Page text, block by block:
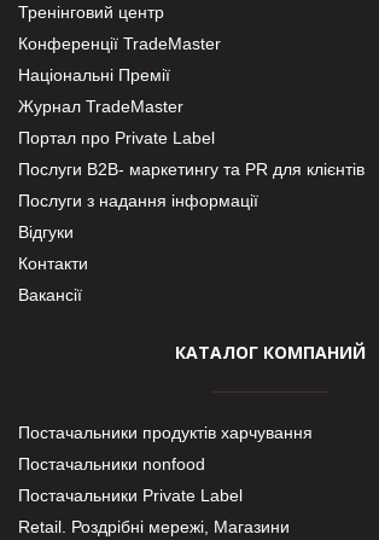
Тренінговий центр
Конференції TradeMaster
Національні Премії
Журнал TradeMaster
Портал про Private Label
Послуги В2В- маркетингу та PR для клієнтів
Послуги з надання інформації
Відгуки
Контакти
Вакансії
КАТАЛОГ КОМПАНИЙ
Постачальники продуктів харчування
Постачальники nonfood
Постачальники Private Label
Retail. Роздрібні мережі, Магазини